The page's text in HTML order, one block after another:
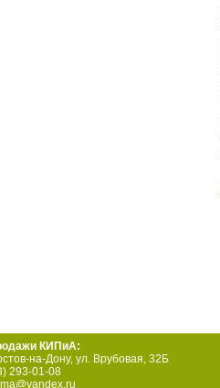
КИПиА:
на-Дону, ул. Врубовая, 32Б
293-01-08